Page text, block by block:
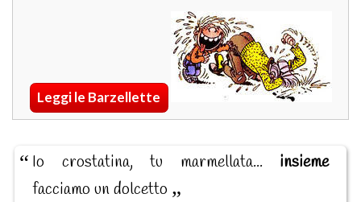
Leggi le Barzellette
Io crostatina, tu marmellata... insieme
facciamo un dolcetto